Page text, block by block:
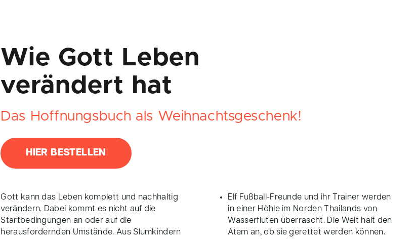
Wie Gott Leben
verändert hat
Das Hoffnungsbuch als Weihnachtsgeschenk!
HIER BESTELLEN
Gott kann das Leben komplett und nachhaltig
verändern. Dabei kommt es nicht auf die
Startbedingungen an oder auf die
herausfordernden Umstände. Aus Slumkindern
Elf Fußball-Freunde und ihr Trainer werden
in einer Höhle im Norden Thailands von
Wasserfluten überrascht. Die Welt hält den
Atem an, ob sie gerettet werden können.